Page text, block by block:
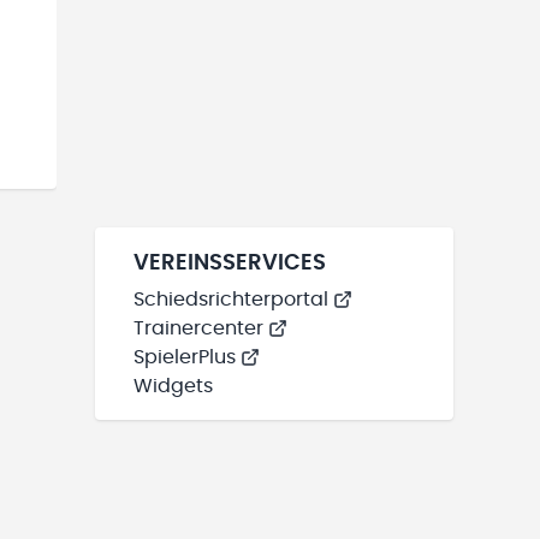
VEREINSSERVICES
Schiedsrichterportal
Trainercenter
SpielerPlus
Widgets